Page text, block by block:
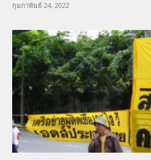
กุมภาพันธ์ 24, 2022